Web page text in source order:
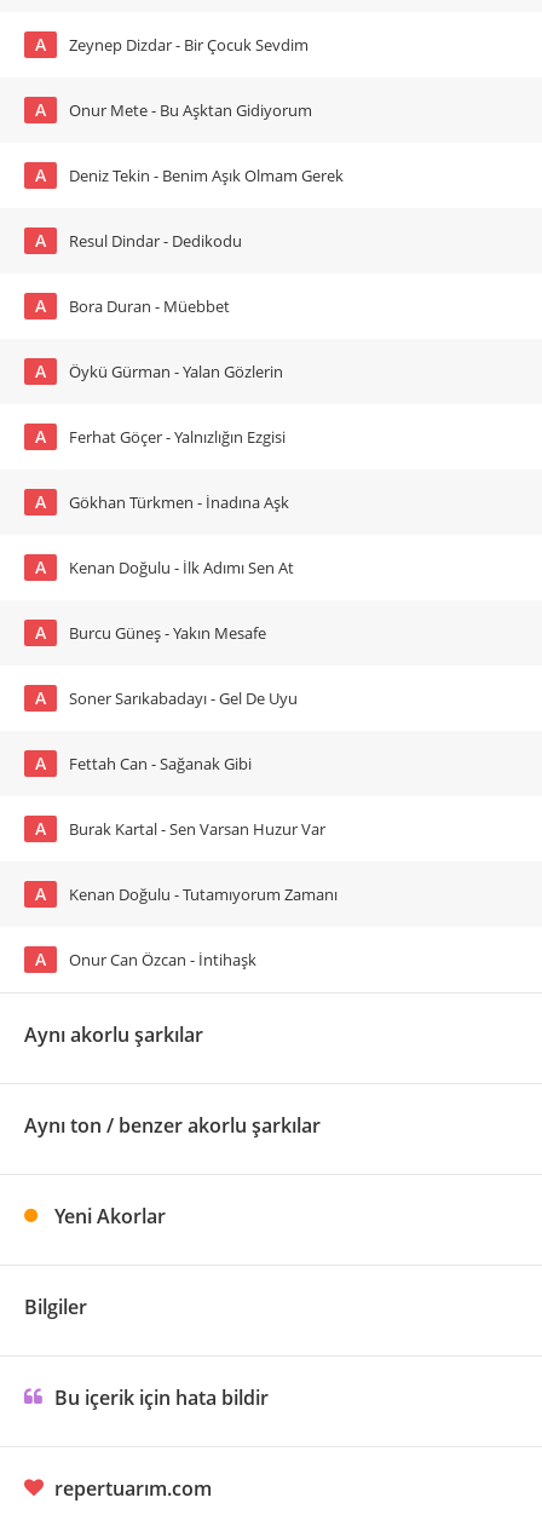
A Zeynep Dizdar - Bir Çocuk Sevdim
A Onur Mete - Bu Aşktan Gidiyorum
A Deniz Tekin - Benim Aşık Olmam Gerek
A Resul Dindar - Dedikodu
A Bora Duran - Müebbet
A Öykü Gürman - Yalan Gözlerin
A Ferhat Göçer - Yalnızlığın Ezgisi
A Gökhan Türkmen - İnadına Aşk
A Kenan Doğulu - İlk Adımı Sen At
A Burcu Güneş - Yakın Mesafe
A Soner Sarıkabadayı - Gel De Uyu
A Fettah Can - Sağanak Gibi
A Burak Kartal - Sen Varsan Huzur Var
A Kenan Doğulu - Tutamıyorum Zamanı
A Onur Can Özcan - İntihaşk
Aynı akorlu şarkılar
Aynı ton / benzer akorlu şarkılar
Yeni Akorlar
Bilgiler
Bu içerik için hata bildir
repertuarım.com